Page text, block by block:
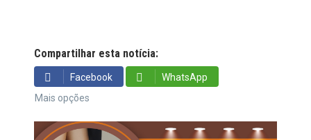
Compartilhar esta notícia:
Facebook
WhatsApp
Mais opções